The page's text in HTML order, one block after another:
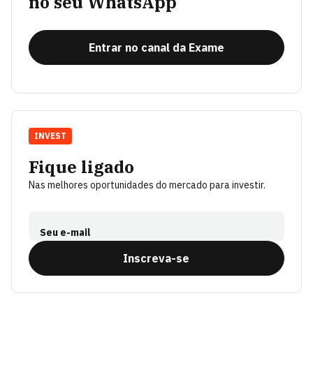
Entrar no canal da Exame
Fique ligado
Nas melhores oportunidades do mercado para investir.
Seu e-mail
Inscreva-se
INVEST